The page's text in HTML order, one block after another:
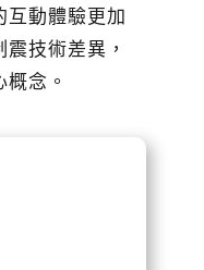
互動體驗更加
技術差異，
念。